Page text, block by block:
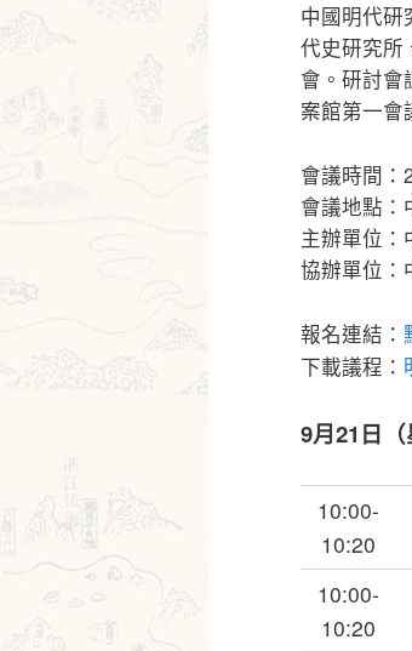
中國明代研
代史研究所
會。研討會
案館第一會
會議時間：
會議地點：
主辦單位：
協辦單位：
報名連結：
下載議程：
9月21日（
10:00-
10:20
10:00-
10:20